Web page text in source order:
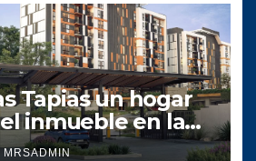
Tapias un hogar
inmueble en la
MRSADMIN